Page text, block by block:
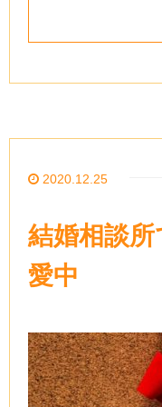
2020.12.25
結婚相談
愛中